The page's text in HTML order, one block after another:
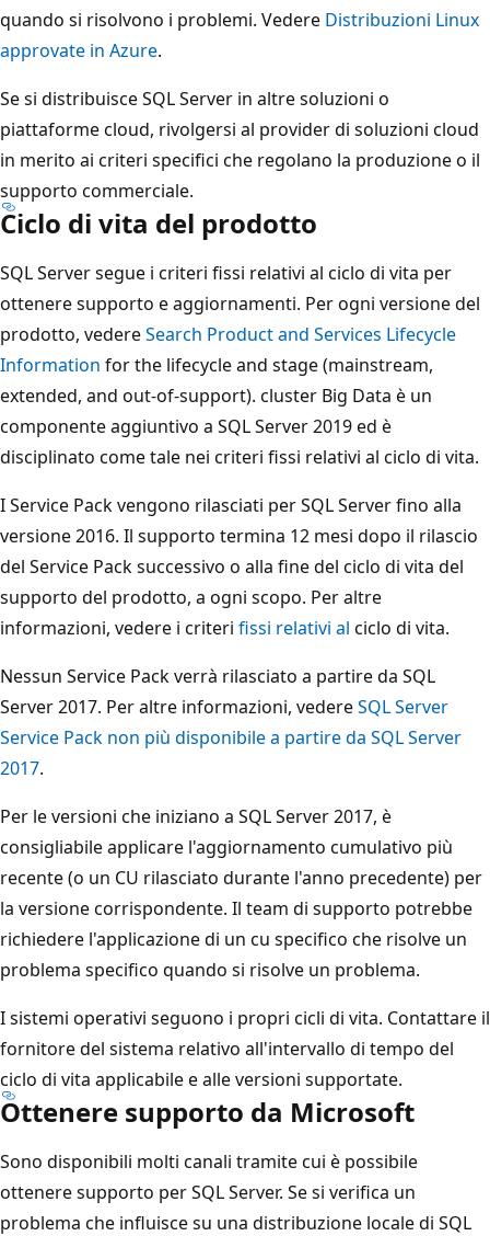
quando si risolvono i problemi. Vedere Distribuzioni Linux
approvate in Azure.
Se si distribuisce SQL Server in altre soluzioni o
piattaforme cloud, rivolgersi al provider di soluzioni cloud
in merito ai criteri specifici che regolano la produzione o il
supporto commerciale.
Ciclo di vita del prodotto
SQL Server segue i criteri fissi relativi al ciclo di vita per
ottenere supporto e aggiornamenti. Per ogni versione del
prodotto, vedereSearch Product and Services Lifecycle
Information for the lifecycle and stage (mainstream,
extended, and out-of-support). cluster Big Data è un
componente aggiuntivo a SQL Server 2019 ed è
disciplinato come tale nei criteri fissi relativi al ciclo di vita.
I Service Pack vengono rilasciati per SQL Server fino alla
versione 2016. Il supporto termina 12 mesi dopo il rilascio
del Service Pack successivo o alla fine del ciclo di vita del
supporto del prodotto, a ogni scopo. Per altre
informazioni, vedere i criteri fissi relativi al ciclo di vita.
Nessun Service Pack verrà rilasciato a partire da SQL
Server 2017. Per altre informazioni, vedereSQL Server
Service Pack non più disponibile a partire da SQL Server
2017.
Per le versioni che iniziano a SQL Server 2017, è
consigliabile applicare l'aggiornamento cumulativo più
recente (o un CU rilasciato durante l'anno precedente) per
la versione corrispondente. Il team di supporto potrebbe
richiedere l'applicazione di un cu specifico che risolve un
problema specifico quando si risolve un problema.
I sistemi operativi seguono i propri cicli di vita. Contattare il
fornitore del sistema relativo all'intervallo di tempo del
ciclo di vita applicabile e alle versioni supportate.
Ottenere supporto da Microsoft
Sono disponibili molti canali tramite cui è possibile
ottenere supporto per SQL Server. Se si verifica un
problema che influisce su una distribuzione locale di SQL